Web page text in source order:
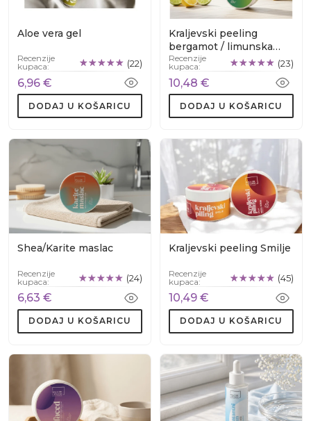
Naši proizvodi za higijenu usta poput prirodne paste za zube
su napravljeni s prirodnim sastojcima koji osiguravaju svjež
dah i zdrave desni, doprinoseći općem izgledu i osjećaju.
Aloe vera gel
Recenzije
kupaca:
(22)
6,96 €
DODAJ U KOŠARICU
Kraljevski peeling
bergamot / limunska
trava
Recenzije
kupaca:
(23)
10,48 €
DODAJ U KOŠARICU
Shea/Karite maslac
Recenzije
kupaca:
(24)
6,63 €
DODAJ U KOŠARICU
Kraljevski peeling Smilje
Recenzije
kupaca:
(45)
10,49 €
DODAJ U KOŠARICU